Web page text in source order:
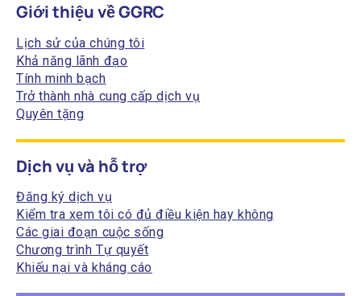
Giới thiệu về GGRC
Lịch sử của chúng tôi
Khả năng lãnh đạo
Tính minh bạch
Trở thành nhà cung cấp dịch vụ
Quyên tặng
Dịch vụ và hỗ trợ
Đăng ký dịch vụ
Kiểm tra xem tôi có đủ điều kiện hay không
Các giai đoạn cuộc sống
Chương trình Tự quyết
Khiếu nại và kháng cáo